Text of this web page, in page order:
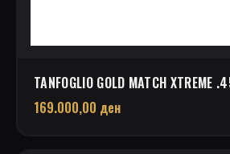
TANFOGLIO GOLD MATCH XTREME
169.000,00 ден